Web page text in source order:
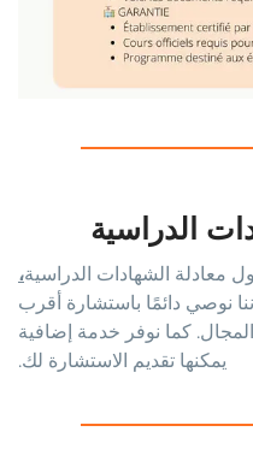
الدراسية
معادلة الشهادات الدراسية،
نوصي دائمًا باستشارة أقرب
كما نوفر خدمة إضافية
يمكنها تقديم الاستشارة لك.